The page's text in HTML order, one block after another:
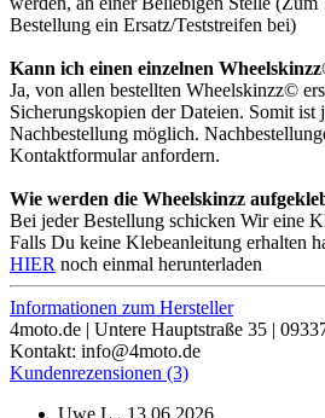
Bestellung ein Ersatz/Teststreifen bei)
Kann ich einen einzelnen
Ja, von allen bestellten Wheelskinzz©
Sicherungskopien der Dateien. Somit ist
Nachbestellung möglich.
Kontaktformular anfordern.
Wie werden die Wheelskinzz
Bei jeder Bestellung schicken Wir eine
Falls Du keine Klebeanleitung erhalten
HIER noch einmal herunterladen
Informationen zum Hersteller
4moto.de | Untere Hauptstraße 35 |
Kontakt: info@4moto.de
Kundenrezensionen (3)
Uwe L., 13.06.2026